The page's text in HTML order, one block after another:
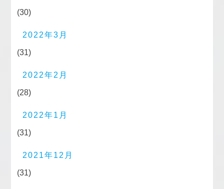
(30)
2022年3月
(31)
2022年2月
(28)
2022年1月
(31)
2021年12月
(31)